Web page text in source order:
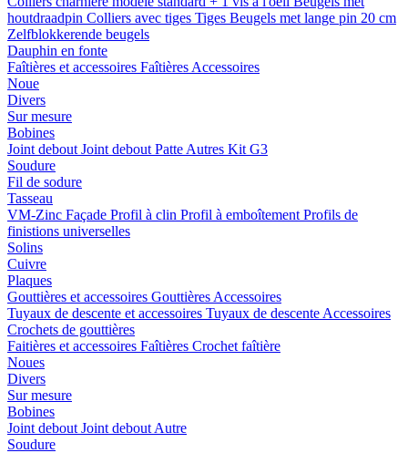
houtdraadpin Colliers avec tiges Tiges Beugels met lange pin 20 cm
Zelfblokkerende beugels
Dauphin en fonte
Faîtières et accessoires Faîtières Accessoires
Noue
Divers
Sur mesure
Bobines
Joint debout Joint debout Patte Autres Kit G3
Soudure
Fil de sodure
Tasseau
VM-Zinc Façade Profil à clin Profil à emboîtement Profils de
finistions universelles
Solins
Cuivre
Plaques
Gouttières et accessoires Gouttières Accessoires
Tuyaux de descente et accessoires Tuyaux de descente Accessoires
Crochets de gouttières
Faitières et accessoires Faîtières Crochet faîtière
Noues
Divers
Sur mesure
Bobines
Joint debout Joint debout Autre
Soudure